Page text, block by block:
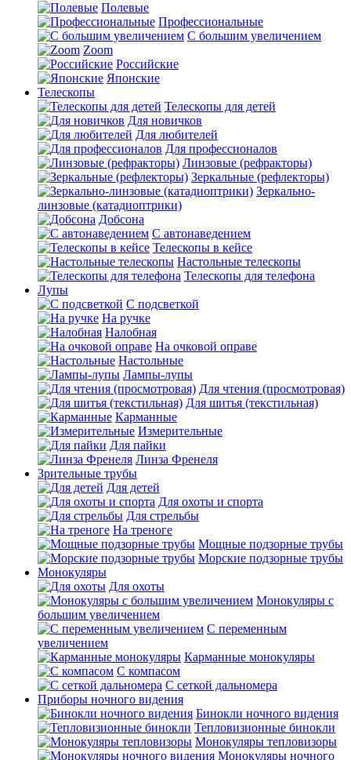
Полевые
Профессиональные
С большим увеличением
Zoom
Российские
Японские
Телескопы
Телескопы для детей
Для новичков
Для любителей
Для профессионалов
Линзовые (рефракторы)
Зеркальные (рефлекторы)
Зеркально-
линзовые (катадиоптрики)
Добсона
С автонаведением
Телескопы в кейсе
Настольные телескопы
Телескопы для телефона
Лупы
С подсветкой
На ручке
Налобная
На очковой оправе
Настольные
Лампы-лупы
Для чтения (просмотровая)
Для шитья (текстильная)
Карманные
Измерительные
Для пайки
Линза Френеля
Зрительные трубы
Для детей
Для охоты и спорта
Для стрельбы
На треноге
Мощные подзорные трубы
Морские подзорные трубы
Монокуляры
Для охоты
Монокуляры с
большим увеличением
С переменным
увеличением
Карманные монокуляры
С компасом
С сеткой дальномера
Приборы ночного видения
Бинокли ночного видения
Тепловизионные бинокли
Монокуляры тепловизоры
Монокуляры ночного